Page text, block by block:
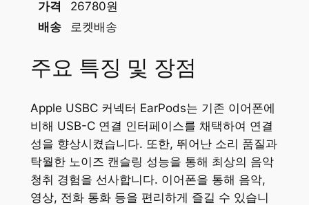
가격
26780원
배송
로켓배송
주요 특징 및 장점
Apple USBC 커넥터 EarPods는 기존 이어폰에
비해 USB-C 연결 인터페이스를 채택하여 연결
성을 향상시켰습니다. 또한, 뛰어난 소리 품질과
탁월한 노이즈 캔슬링 성능을 통해 최상의 음악
청취 경험을 선사합니다. 이어폰을 통해 음악,
영상, 전화 통화 등을 편리하게 즐길 수 있습니